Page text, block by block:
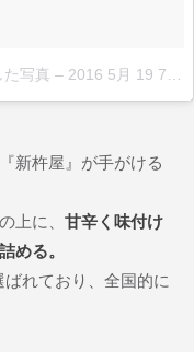
写真 – 2016 5月 19 7:43午前 PDT
新杵屋』が手がける
上に、 甘辛く味付け
める。
ばれており、全国的に